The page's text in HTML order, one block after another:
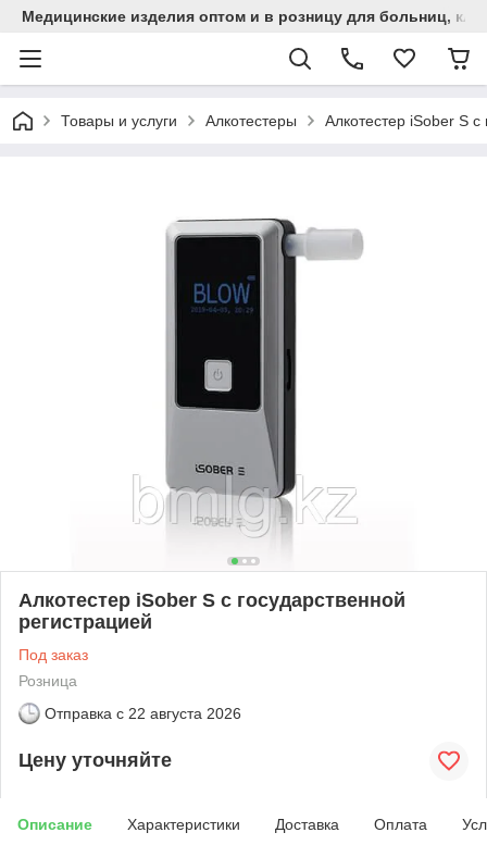
Медицинские изделия оптом и в розницу для больниц,
Товары и услуги Алкотестеры Алкотестер iSober S с
Алкотестер iSober S с государственной
регистрацией
Под заказ
Розница
Отправка с 22 августа 2026
Цену уточняйте
Описание Характеристики Доставка Оплата